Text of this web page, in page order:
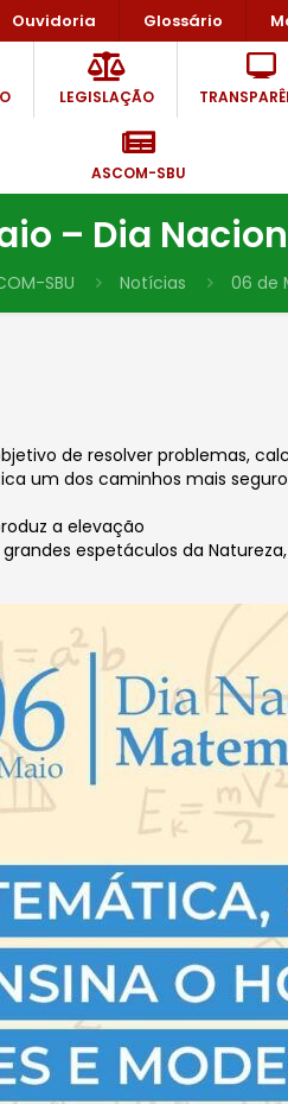
Ouvidoria Glossário
LEGISLAÇÃO
ASCOM-SBU
– Dia
SBU Notícias 06 de
de resolver problemas,
um dos caminhos mais
a elevação
espetáculos da